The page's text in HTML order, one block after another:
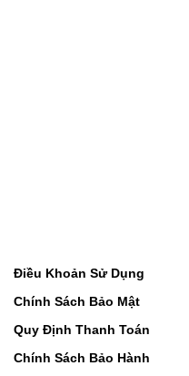
Điều Khoản Sử Dụng
Chính Sách Bảo Mật
Quy Định Thanh Toán
Chính Sách Bảo Hành